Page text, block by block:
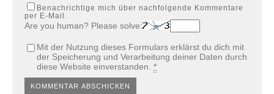
Benachrichtige mich über nachfolgende Kommentare
per E-Mail.
Are you human? Please solve:
Mit der Nutzung dieses Formulars erklärst du dich mit
der Speicherung und Verarbeitung deiner Daten durch
diese Website einverstanden. *